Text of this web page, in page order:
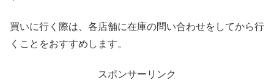
買いに行く際は、各店舗に在庫の問い合わせをしてから行
くことをおすすめします。
スポンサーリンク